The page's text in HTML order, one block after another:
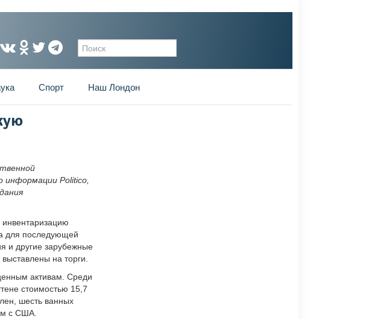
Форма поиска
Спорт Наш Лондон
информации Politico,
для последующей
и другие зарубежные
на торги.
активам. Среди
стоимостью 15,7
шесть ванных
с США.